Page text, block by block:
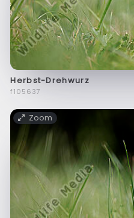
Herbst-Drehwurz
f105637
Zoom